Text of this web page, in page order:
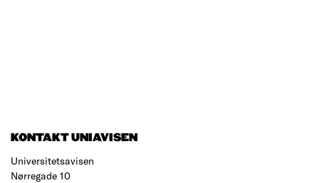
KONTAKT UNIAVISEN
Universitetsavisen
Nørregade 10